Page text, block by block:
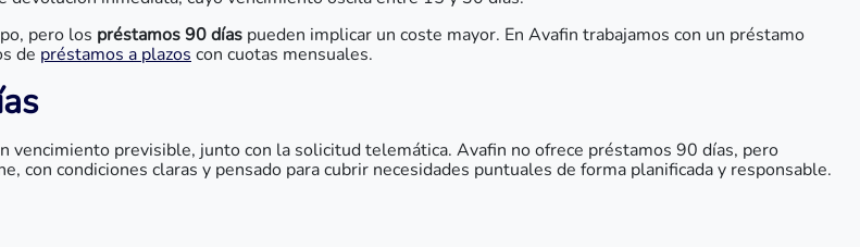
pero los préstamos 90 días pueden implicar un coste mayor. En Avafin trabajamos con un préstamo
de préstamos a plazos con cuotas mensuales.
vencimiento previsible, junto con la solicitud telemática. Avafin no ofrece préstamos 90 días, pero
condiciones claras y pensado para cubrir necesidades puntuales de forma planificada y responsable.